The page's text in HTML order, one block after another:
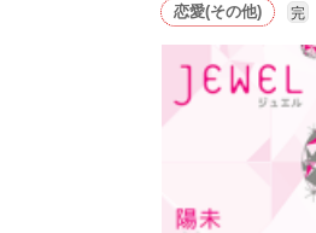
恋愛(その他) 完